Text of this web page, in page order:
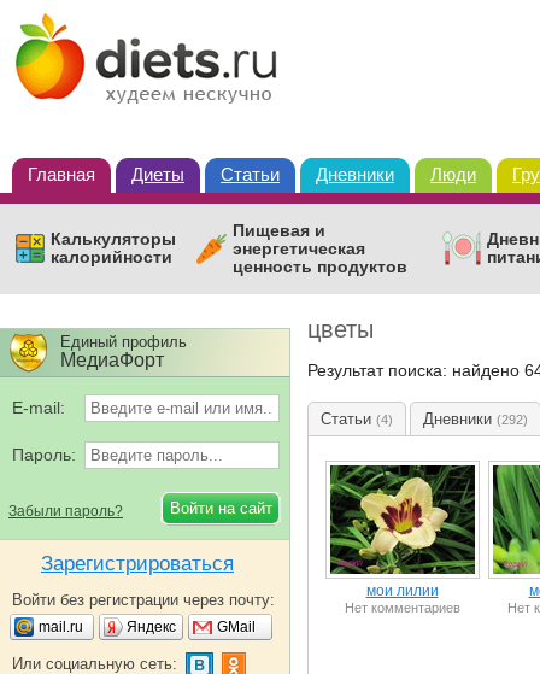
Главная Диеты Статьи Дневники Люди
Калькуляторы
калорийности
Пищевая и
энергетическая
ценность продуктов
цветы
Результат поиска: найдено
Статьи (4) Дневники (292)
мои лилии
Нет комментариев Нет
Единый профиль
МедиаФорт
E-mail:
Пароль:
Забыли пароль?
Зарегистрироваться
Войти без регистрации через почту:
mail.ru Яндекс GMail
Или социальную сеть: